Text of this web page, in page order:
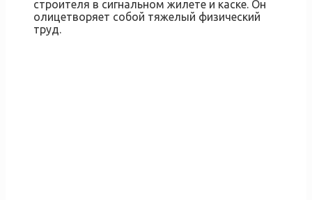
строителя в сигнальном жилете и каске. Он
олицетворяет собой тяжелый физический
труд.